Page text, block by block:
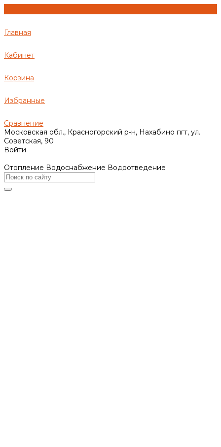
Главная
Кабинет
Корзина
Избранные
Сравнение
Московская обл., Красногорский р-н, Нахабино пгт, ул.
Советская, 90
Войти
Отопление Водоснабжение Водоотведение